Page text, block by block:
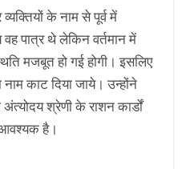
के नाम से पूर्व में
पात्र थे लेकिन वर्तमान में
मजबूत हो गई होगी। इसलिए
काट दिया जाये। उन्होंने
श्रेणी के राशन कार्डों
आवश्यक है।